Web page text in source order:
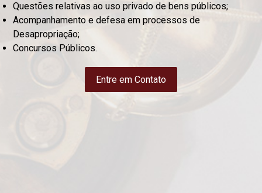
Questões relativas ao uso privado de bens públicos;
Acompanhamento e defesa em processos de
Desapropriação;
Concursos Públicos.
Entre em Contato